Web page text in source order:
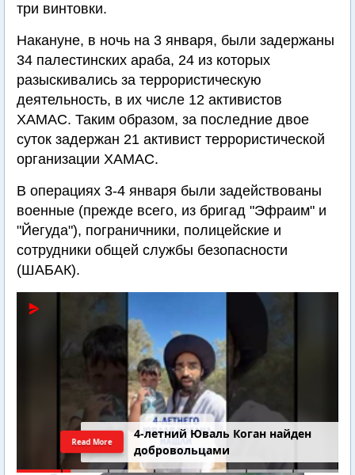
три винтовки.
Накануне, в ночь на 3 января, были задержаны
34 палестинских араба, 24 из которых
разыскивались за террористическую
деятельность, в их числе 12 активистов
ХАМАС. Таким образом, за последние двое
суток задержан 21 активист террористической
организации ХАМАС.
В операциях 3-4 января были задействованы
военные (прежде всего, из бригад "Эфраим" и
"Йегуда"), пограничники, полицейские и
сотрудники общей службы безопасности
(ШАБАК).
4-летний Юваль Коган найден
добровольцами
Read More